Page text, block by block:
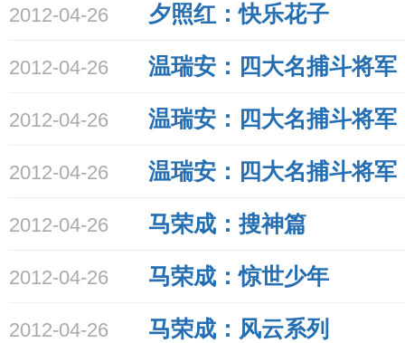
2012-04-26 夕照红：快乐花子
2012-04-26 温瑞安：四大名捕斗将军
2012-04-26 温瑞安：四大名捕斗将军
2012-04-26 温瑞安：四大名捕斗将军
2012-04-26 马荣成：搜神篇
2012-04-26 马荣成：惊世少年
2012-04-26 马荣成： 风云系列